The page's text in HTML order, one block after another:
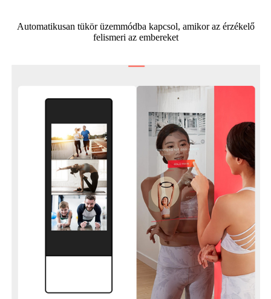
Automatikusan tükör üzemmódba kapcsol, amikor az érzékelő
felismeri az embereket